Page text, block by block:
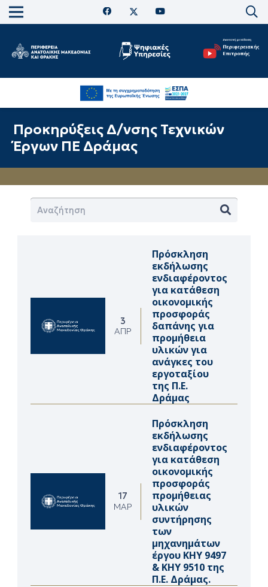
Προκηρύξεις Δ/νσης Τεχνικών
Έργων ΠΕ Δράμας
3
ΑΠΡ
Πρόσκληση
εκδήλωσης
ενδιαφέροντος
για κατάθεση
οικονομικής
προσφοράς
δαπάνης για
προμήθεια
υλικών για
ανάγκες του
εργοταξίου
της Π.Ε.
Δράμας
17
ΜΑΡ
Πρόσκληση
εκδήλωσης
ενδιαφέροντος
για κατάθεση
οικονομικής
προσφοράς
προμήθειας
υλικών
συντήρησης
των
μηχανημάτων
έργου ΚΗΥ 9497
& ΚΗΥ 9510 της
Π.Ε. Δράμας.